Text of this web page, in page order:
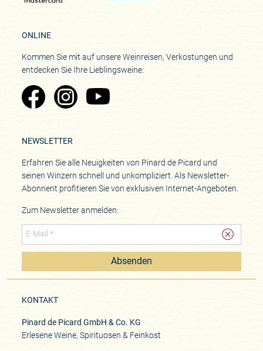
ONLINE
Kommen Sie mit auf unsere Weinreisen, Verkostungen und
entdecken Sie Ihre Lieblingsweine:
Zu Pinard's Facebook-Seite
Zu Pinard's Instagram-Seite
Zu Pinard's YouTube-Seite
NEWSLETTER
Erfahren Sie alle Neuigkeiten von Pinard de Picard und
seinen Winzern schnell und unkompliziert. Als Newsletter-
Abonnent profitieren Sie von exklusiven Internet-Angeboten.
Zum Newsletter anmelden:
Absenden
KONTAKT
Pinard de Picard GmbH & Co. KG
Erlesene Weine, Spirituosen & Feinkost